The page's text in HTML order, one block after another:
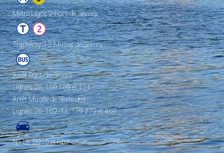
Metro Ligne 9-Pont de Sèvres
Tramway T2-Musée de Sèvres
Arrêt Pont-de-Sèvres
Lignes 26, 160,169 et 171
Arrêt Musée de Sèvres
Lignes 26, 169, 71, 179 279 et 469
N118, D910 et RD7